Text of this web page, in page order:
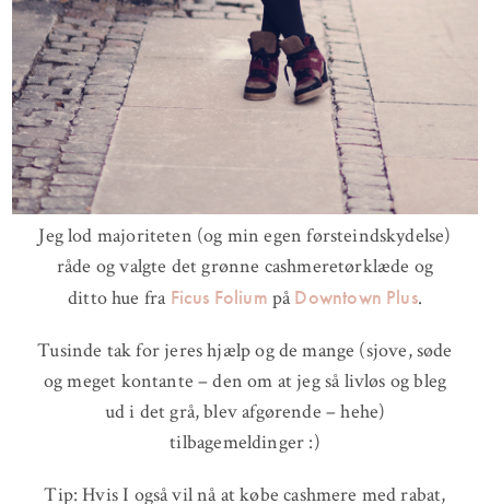
Jeg lod majoriteten (og min egen førsteindskydelse)
råde og valgte det grønne cashmeretørklæde og
ditto hue fra Ficus Folium påDowntown Plus.
Tusinde tak for jeres hjælp og de mange (sjove, søde
og meget kontante – den om at jeg så livløs og bleg
ud i det grå, blev afgørende – hehe)
tilbagemeldinger :)
Tip: Hvis I også vil nå at købe cashmere med rabat,